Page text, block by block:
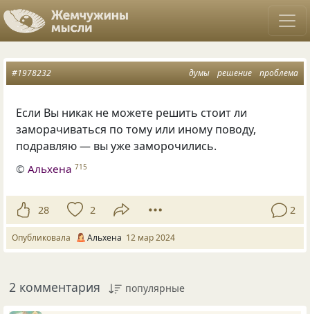
думы решение проблема
#1978232
Если Вы никак не можете решить стоит ли
заморачиваться по тому или иному поводу,
подравляю — вы уже заморочились.
©Альхена 715
28 2 2
Опубликовала Альхена 12 мар 2024
2 комментария популярные